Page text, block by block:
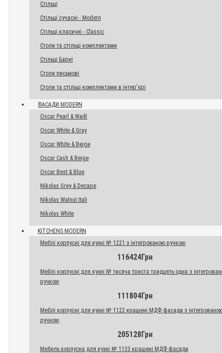
Стільці
Стільці сучасні - Modern
Стільці класичні - Classic
Столи та стільці комплектами
Стільці Барні
Столи письмові
Столи та стільці комплектами в інтер'єрі
ФАСАДИ MODERN
Oscar Pearl & WaiB
Oscar White & Gray
Oscar White & Beige
Oscar Cash & Beige
Oscar Best & Blue
Nikolas Grey & Decape
Nikolas Walnut Itali
Nikolas White
KITCHENS MODERN
Меблі корпусні для кухні № 1221 з інтегрованою ручкою
116424Грн
Меблі корпусні для кухні № тисяча триста тридцять одна з
ручкою
111804Грн
Меблі корпусні для кухні № 1122 крашені МДФ фасади з
ручною
205128Грн
Мебель корпусна для кухні № 1133 крашені МДФ фасади